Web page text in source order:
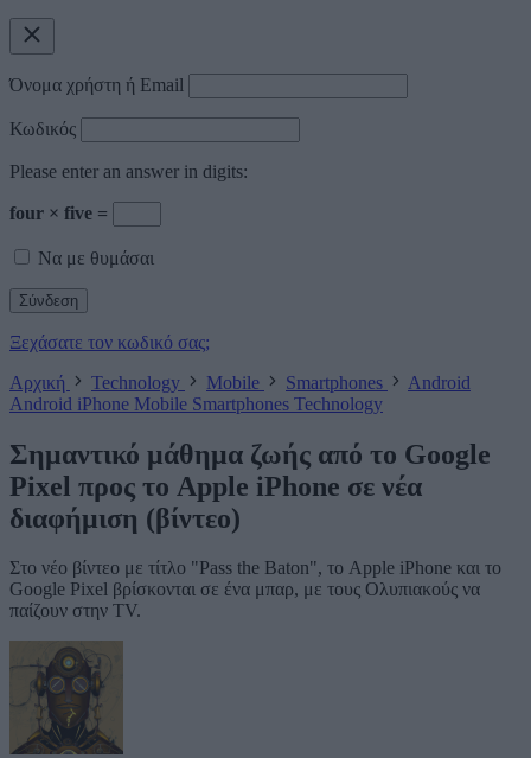
Όνομα χρήστη ή Email
Κωδικός
Please enter an answer in digits:
four × five =
Να με θυμάσαι
Ξεχάσατε τον κωδικό σας;
Αρχική
Technology Mobile Smartphones
Android
Android iPhone Mobile Smartphones Technology
Σημαντικό μάθημα ζωής από το Google
Pixel προς το Apple iPhone σε νέα
διαφήμιση (βίντεο)
Στο νέο βίντεο με τίτλο "Pass the Baton", το Apple iPhone και το
Google Pixel βρίσκονται σε ένα μπαρ, με τους Ολυπιακούς να
παίζουν στην TV.